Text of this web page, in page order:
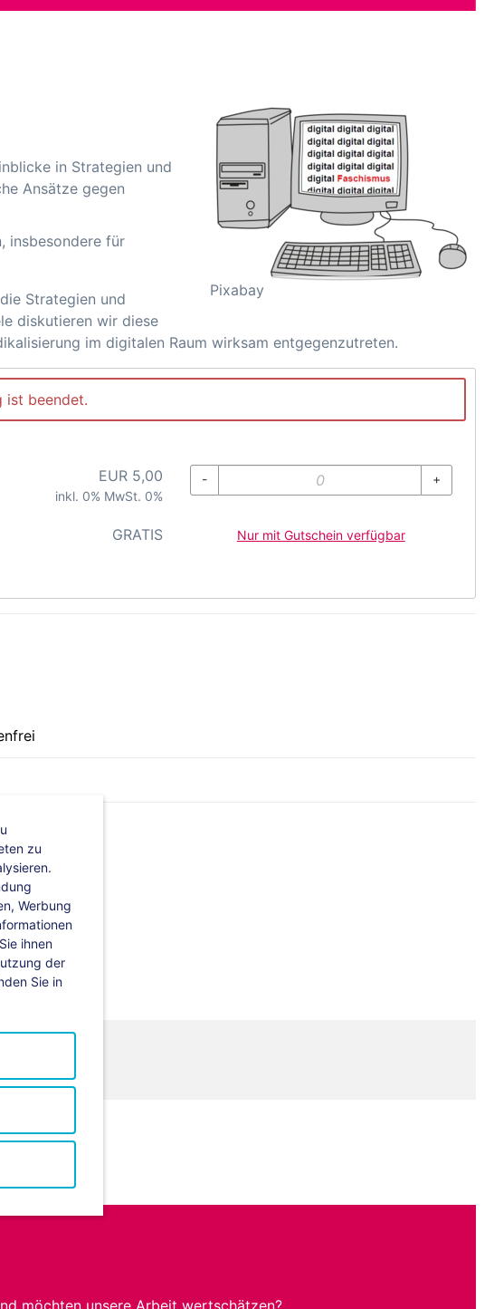
Pixabay
in Strategien und
Ansätze gegen
insbesondere für
Strategien und
diskutieren wir diese
im digitalen Raum wirksam entgegenzutreten.
ist beendet.
EUR5,00
inkl. 0% MwSt. 0%
- +
GRATIS Nur mit Gutschein verfügbar
möchten unsere Arbeit wertschätzen?
zu
Werbung
ihnen
der
Sie in